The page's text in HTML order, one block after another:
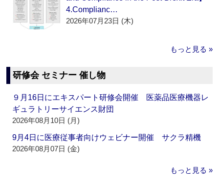
4.Complianc…
2026年07月23日 (木)
もっと見る »
研修会 セミナー 催し物
９月16日にエキスパート研修会開催 医薬品医療機器レ
ギュラトリーサイエンス財団
2026年08月10日 (月)
9月4日に医療従事者向けウェビナー開催 サクラ精機
2026年08月07日 (金)
もっと見る »